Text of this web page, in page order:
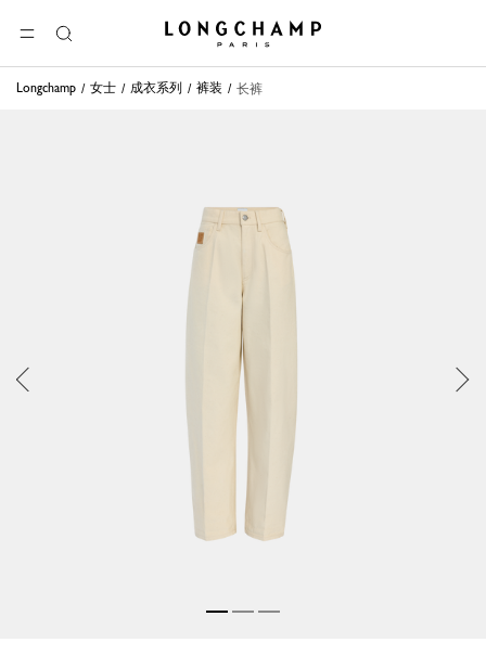
选单
搜
索
Longchamp - 主页
Longchamp 女士 成衣系列 裤装 长裤